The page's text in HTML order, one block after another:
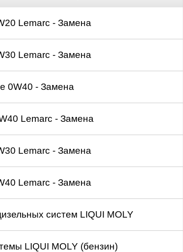
Lemarc - Замена
Lemarc - Замена
0W40 - Замена
Lemarc - Замена
Lemarc - Замена
Lemarc - Замена
систем LIQUI MOLY
LIQUI MOLY (бензин)